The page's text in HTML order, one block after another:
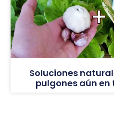
Soluciones
pulgones aún